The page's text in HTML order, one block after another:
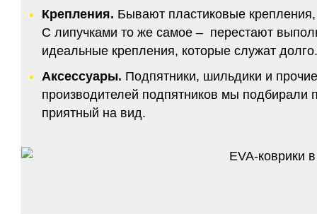
Крепления. Бывают пластиковые
С липучками то же самое – перестают
идеальные крепления, которые служат
Аксессуары. Подпятники, шильдики и
производителей подпятников мы подбирали
приятный на вид.